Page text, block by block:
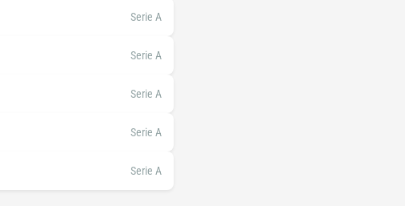
Serie A
Serie A
Serie A
Serie A
Serie A